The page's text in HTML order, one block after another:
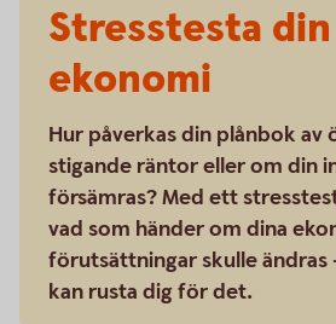
Stresstesta din
ekonomi
Hur påverkas din plånbok av
stigande räntor eller om din
försämras? Med ett
vad som händer om dina
förutsättningar skulle ändras
kan rusta dig för det.